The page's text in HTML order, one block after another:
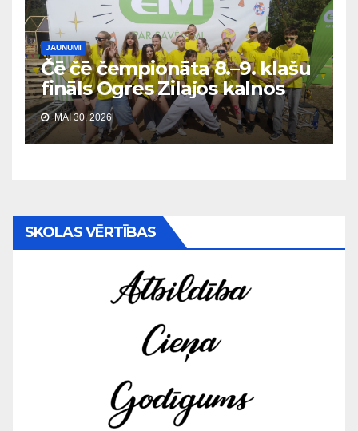
JAUNUMI
Čē čē čempionāta 8.–9. klašu
fināls Ogres Zilajos kalnos
MAI 30, 2026
SKOLAS VĒRTĪBAS